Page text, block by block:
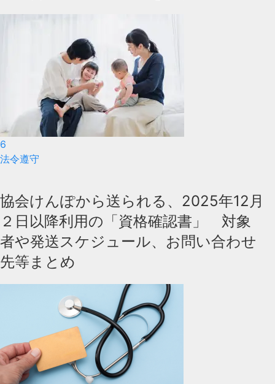
6
法令遵守
協会けんぽから送られる、2025年12月
２日以降利用の「資格確認書」 対象
者や発送スケジュール、お問い合わせ
先等まとめ